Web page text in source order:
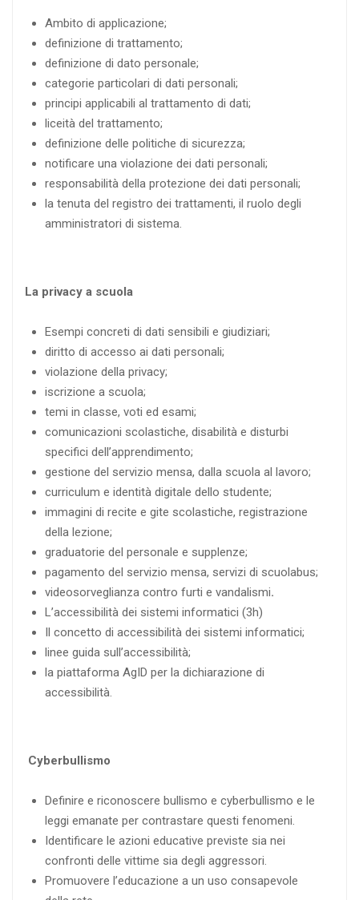
Ambito di applicazione;
definizione di trattamento;
definizione di dato personale;
categorie particolari di dati personali;
principi applicabili al trattamento di dati;
liceità del trattamento;
definizione delle politiche di sicurezza;
notificare una violazione dei dati personali;
responsabilità della protezione dei dati personali;
la tenuta del registro dei trattamenti, il ruolo degli
amministratori di sistema.
La privacy a scuola
Esempi concreti di dati sensibili e giudiziari;
diritto di accesso ai dati personali;
violazione della privacy;
iscrizione a scuola;
temi in classe, voti ed esami;
comunicazioni scolastiche, disabilità e disturbi
specifici dell’apprendimento;
gestione del servizio mensa, dalla scuola al lavoro;
curriculum e identità digitale dello studente;
immagini di recite e gite scolastiche, registrazione
della lezione;
graduatorie del personale e supplenze;
pagamento del servizio mensa, servizi di scuolabus;
videosorveglianza contro furti e vandalismi.
L’accessibilità dei sistemi informatici (3h)
Il concetto di accessibilità dei sistemi informatici;
linee guida sull’accessibilità;
la piattaforma AgID per la dichiarazione di
accessibilità.
Cyberbullismo
Definire e riconoscere bullismo e cyberbullismo e le
leggi emanate per contrastare questi fenomeni.
Identificare le azioni educative previste sia nei
confronti delle vittime sia degli aggressori.
Promuovere l’educazione a un uso consapevole